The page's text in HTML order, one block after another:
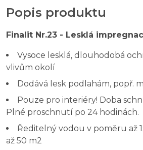
Popis produktu
Finalit Nr.23 - Lesklá
Vysoce lesklá, dlouhodobá
vlivům okolí
Dodává lesk podlahám, popř.
Pouze pro interiéry! Doba
Plné proschnutí po 24 hodinách.
Ředitelný vodou v poměru až
až 50 m2